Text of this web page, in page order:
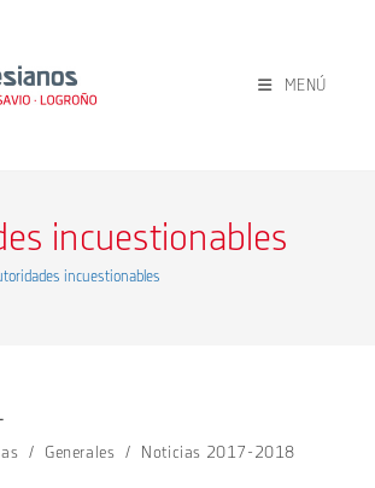
MENÚ
incuestionables
incuestionables
/ Generales / Noticias 2017-2018